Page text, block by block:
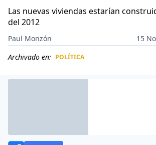
Las nuevas viviendas estarían
del 2012
Paul Monzón
15
Archivado en: POLÍTICA